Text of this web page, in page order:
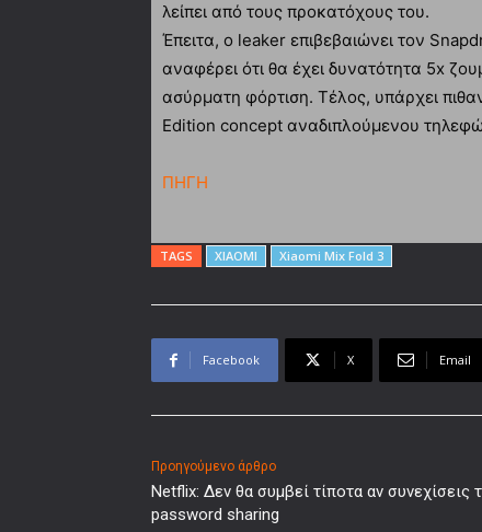
λείπει από τους προκατόχους του.
Έπειτα, ο leaker επιβεβαιώνει τον
αναφέρει ότι θα έχει δυνατότητα 5x
ασύρματη φόρτιση. Τέλος, υπάρχει
Edition concept αναδιπλούμενου
ΠΗΓΗ
TAGS XIAOMI Xiaomi Mix Fold 3
Facebook X Email
Προηγούμενο άρθρο
Netflix: Δεν θα συμβεί τίποτα αν συνεχίσεις
password sharing